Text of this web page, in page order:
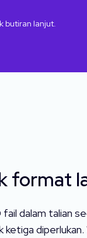
butiran lanjut.
format
dalam talian